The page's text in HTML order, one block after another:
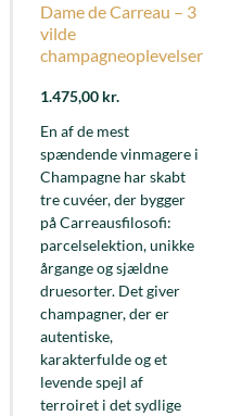
Dame de Carreau – 3
vilde
champagneoplevelser
1.475,00 kr.
En af de mest
spændende vinmagere i
Champagne har skabt
tre cuvéer, der bygger
på Carreausfilosofi:
parcelselektion, unikke
årgange og sjældne
druesorter. Det giver
champagner, der er
autentiske,
karakterfulde og et
levende spejl af
terroiret i det sydlige